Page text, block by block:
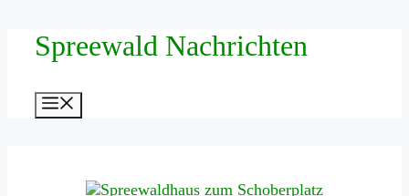
Zum
InhaltSpreewald Nachrichten